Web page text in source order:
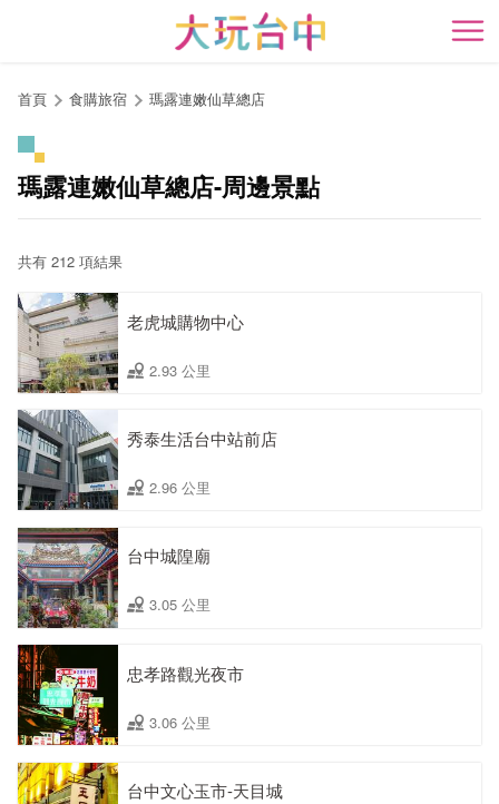
開
首頁 食購旅宿 瑪露連嫩仙草總店
瑪露連嫩仙草總店-周邊景點
共有 212 項結果
老虎城購物中心
2.93 公里
秀泰生活台中站前店
2.96 公里
台中城隍廟
3.05 公里
忠孝路觀光夜市
3.06 公里
台中文心玉市-天目城